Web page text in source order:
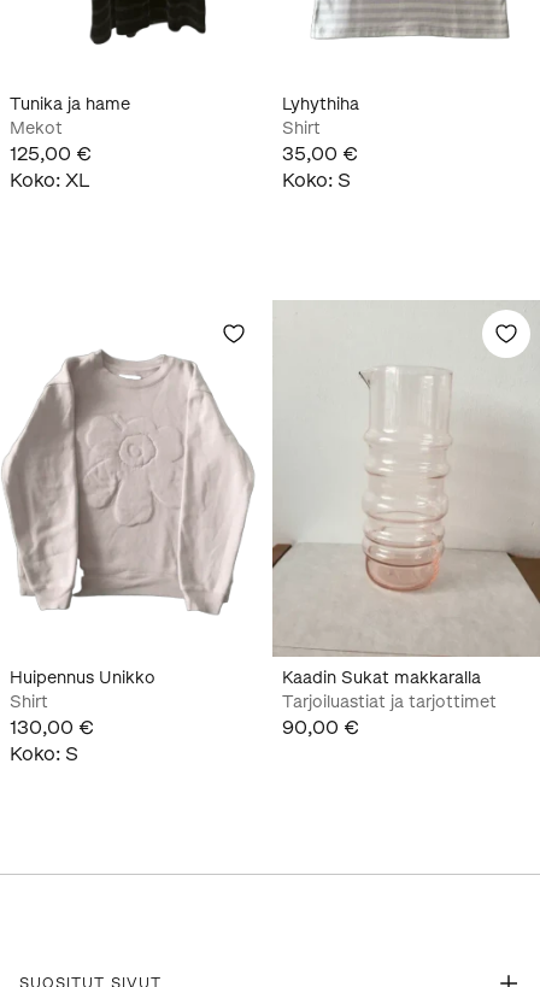
Tunika ja hame
Mekot
125,00 €
Koko: XL
Lyhythiha
Shirt
35,00 €
Koko: S
Huipennus Unikko
Shirt
130,00 €
Koko: S
Kaadin Sukat makkaralla
Tarjoiluastiat ja tarjottimet
90,00 €
SUOSITUT SIVUT